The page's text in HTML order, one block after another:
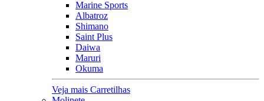
Marine Sports
Albatroz
Shimano
Saint Plus
Daiwa
Maruri
Okuma
Veja mais Carretilhas